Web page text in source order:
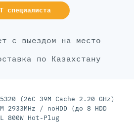
специалиста
с выездом на место
по Казахстану
(26C 39M Cache 2.20 GHz)
2933MHz / noHDD (до 8 HDD
Hot-Plug